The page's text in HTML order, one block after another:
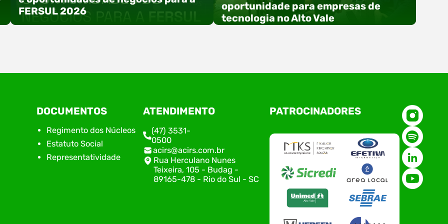
FERSUL 2026
A 15ª FERSUL – Feira Multissetorial do Alto Vale
do Itajaí acontece nos dias 12, 13 e 14 de agosto
de 2026, no Centro de Eventos Hermann
Purnhagen, e contará com uma programação
especial voltada à tecnologia, inovação e
empreendedorismo. Durante os três dias de
feira, o Espaço Tech será um dos palcos
oportunidade para empresas de
tecnologia no Alto Vale
O Polo ACATE-ACIRS, por meio do NIAVI – Núcleo
de Tecnologia da Informação do Alto Vale do
Conexão Tech NIAVI, reunindo empresas de
tecnologia da região para uma noite de
networking, conteúdo estratégico e
apresentação de novas iniciativas para o setor.
O encontro aconteceu em Rio…
DOCUMENTOS
Regimento dos Núcleos
Estatuto Social
Representatividade
ATENDIMENTO
(47) 3531-
0500
acirs@acirs.com.br
Rua Herculano Nunes
Teixeira, 105 - Budag -
89165-478 - Rio do Sul - SC
PATROCINADORES